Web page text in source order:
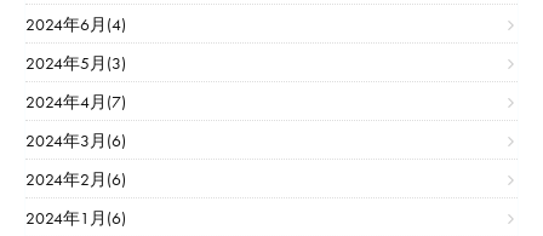
2024年6月(4)
2024年5月(3)
2024年4月(7)
2024年3月(6)
2024年2月(6)
2024年1月(6)